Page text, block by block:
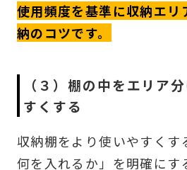
使用頻度を基準に収納エリ
納のコツです。
（３）棚の中をエリア
すくする
収納棚をより使いやすくす
何を入れるか」を明確にす